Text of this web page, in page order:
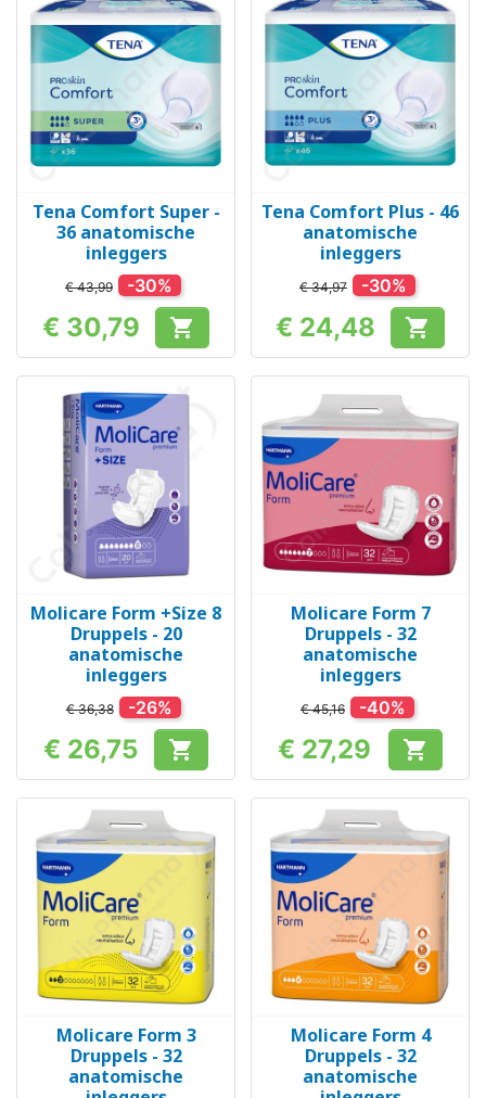
Tena Comfort Super -
36 anatomische
inleggers
€ 43,99 -30%
Prijs
€ 30,79 
Tena Comfort Plus - 46
anatomische
inleggers
€ 34,97 -30%
Prijs
€ 24,48 
Molicare Form +Size 8
Druppels - 20
anatomische
inleggers
€ 36,38 -26%
Prijs
€ 26,75 
Molicare Form 7
Druppels - 32
anatomische
inleggers
€ 45,16 -40%
Prijs
€ 27,29 
Molicare Form 3
Druppels - 32
anatomische
Molicare Form 4
Druppels - 32
anatomische